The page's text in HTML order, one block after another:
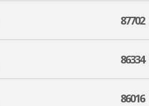
87702
86334
86016